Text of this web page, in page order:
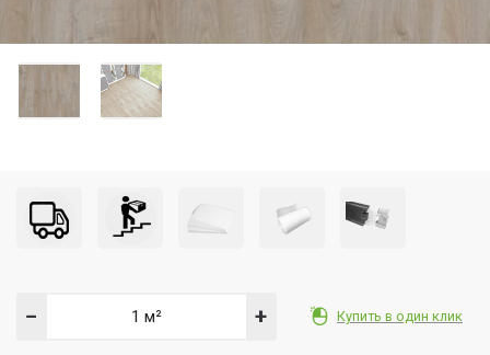
Купить в один клик
− +